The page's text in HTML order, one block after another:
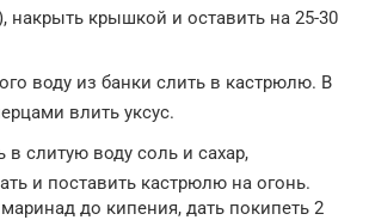
накрыть крышкой и оставить на 25-30
воду из банки слить в кастрюлю. В
влить уксус.
в слитую воду соль и сахар,
и поставить кастрюлю на огонь.
до кипения, дать покипеть 2